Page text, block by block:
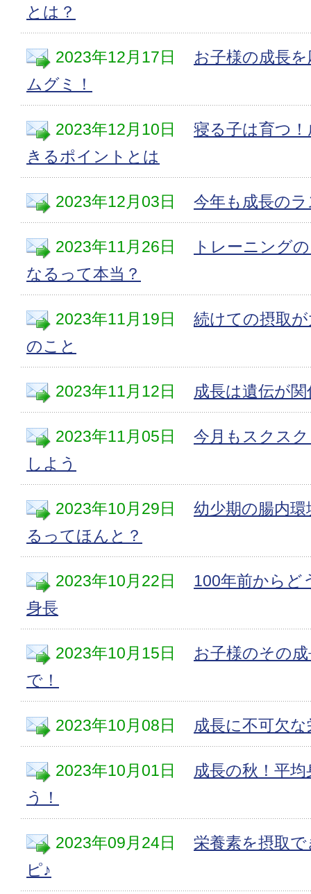
とは？
2023年12月17日
お子様の成長
ムグミ！
2023年12月10日
寝る子は育つ
きるポイントとは
2023年12月03日 今年も成長の
2023年11月26日
トレーニング
なるって本当？
2023年11月19日
続けての摂取
のこと
2023年11月12日 成長は遺伝が
2023年11月05日
今月もスクス
しよう
2023年10月29日
幼少期の腸内
るってほんと？
2023年10月22日
100年前からど
身長
2023年10月15日
お子様のその
で！
2023年10月08日 成長に不可欠
2023年10月01日
成長の秋！平
う！
2023年09月24日
栄養素を摂取
ピ♪